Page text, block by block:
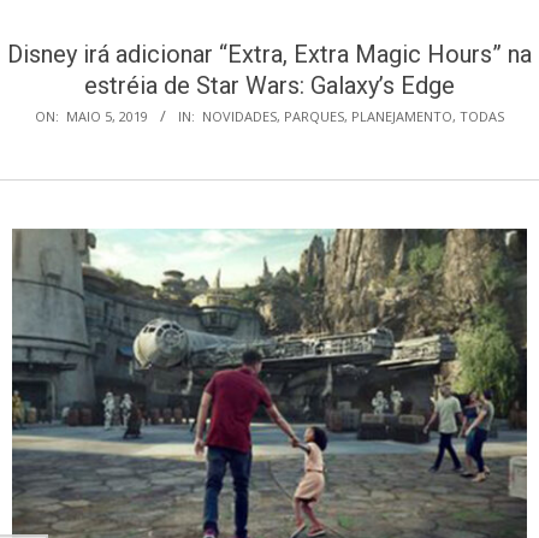
Disney irá adicionar “Extra, Extra Magic Hours” na
estréia de Star Wars: Galaxy’s Edge
ON: MAIO 5, 2019 IN: NOVIDADES, PARQUES, PLANEJAMENTO, TODAS